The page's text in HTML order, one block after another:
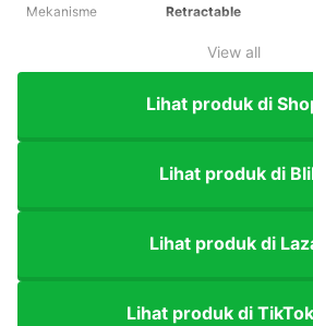
Mekanisme Retractable
View all
Lihat produk di
Lihat produk di
Lihat produk di
Lihat produk di